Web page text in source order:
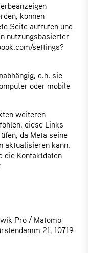
können
Seite aufrufen und
nutzungsbasierter
settings?
d.h. sie
oder mobile
weiteren
diese Links
da Meta seine
aktualisieren kann.
die Kontaktdaten
Pro / Matomo
21, 10719